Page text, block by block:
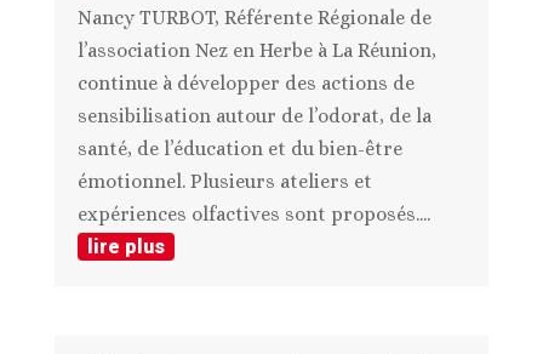
Nancy TURBOT, Référente Régionale de
l’association Nez en Herbe à La Réunion,
continue à développer des actions de
sensibilisation autour de l’odorat, de la
santé, de l’éducation et du bien-être
émotionnel. Plusieurs ateliers et
expériences olfactives sont proposés....
lire plus